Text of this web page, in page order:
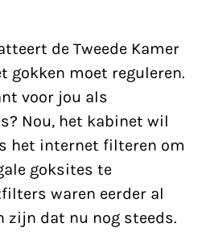
de Tweede Kamer
gokken moet reguleren.
voor jou als
Nou, het kabinet wil
het internet filteren om
goksites te
waren eerder al
zijn dat nu nog steeds.